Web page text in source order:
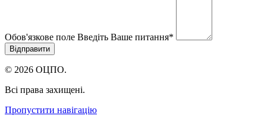
Обов'язкове поле Введіть Ваше питання*
© 2026 ОЦПО.
Всі права захищені.
Пропустити навігацію